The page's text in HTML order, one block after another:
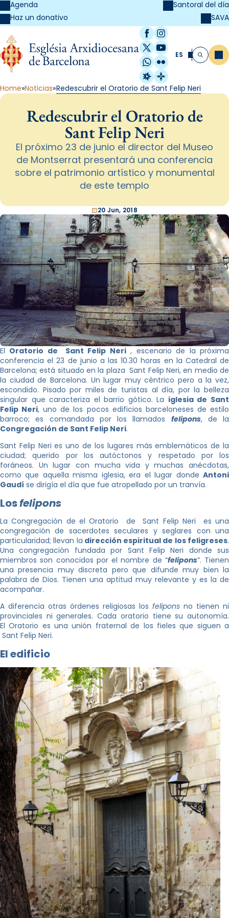
Agenda
Haz un donativo
Santoral del día
SAVA
Facebook
Instagram
X / Twitter
YouTube
WhatsApp
Flickr
Radio Estel
Catalunya
ES Buscar
Home Noticias Redescubrir el Oratorio de Sant Felip Neri
Redescubrir el Oratorio de
Sant Felip Neri
El próximo 23 de junio el director del Museo
de Montserrat presentará una conferencia
sobre el patrimonio artístico y monumental
de este templo
20 Jun, 2018
El Oratorio de Sant Felip Neri, escenario de la próxima
conferencia el 23 de junio a las 10.30 horas en la Catedral de
Barcelona; está situado en la plaza Sant Felip Neri, en medio de
la ciudad de Barcelona. Un lugar muy céntrico pero a la vez,
escondido. Pisado por miles de turistas al día, por la belleza
singular que caracteriza el barrio gótico. La iglesia de Sant
Felip Neri, uno de los pocos edificios barceloneses de estilo
barroco; es comandada por los llamados felipons, de la
Congregación de Sant Felip Neri.
Sant Felip Neri es uno de los lugares más emblemáticos de la
ciudad; querido por los autóctonos y respetado por los
foráneos. Un lugar con mucha vida y muchas anécdotas,
como que aquella misma iglesia, era el lugar donde Antoni
Gaudí se dirigía el día que fue atropellado por un tranvía.
Losfelipons
La Congregación de el Oratorio de Sant Felip Neri es una
congregación de sacerdotes seculares y seglares con una
particularidad; llevan la dirección espiritual de los feligreses.
Una congregación fundada por Sant Felip Neri donde sus
miembros son conocidos por el nombre de “felipons”. Tienen
una presencia muy discreta pero que difunde muy bien la
palabra de Dios. Tienen una aptitud muy relevante y es la de
acompañar.
A diferencia otras órdenes religiosas los felipons no tienen ni
provinciales ni generales. Cada oratorio tiene su autonomía.
El Oratorio es una unión fraternal de los fieles que siguen a
Sant Felip Neri.
El edificio